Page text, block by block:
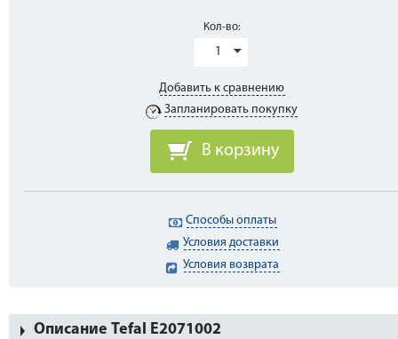
Кол-во:
1
Добавить к сравнению
Запланировать покупку
В корзину
Способы оплаты
Условия доставки
Условия возврата
Описание Tefal E2071002